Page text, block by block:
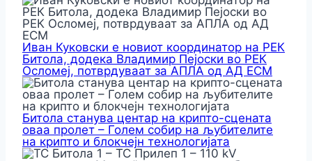
Иван Куковски е новиот координатор на РЕК
Битола, додека Владимир Пејоски во РЕК
Осломеј, потврдуваат за АПЛА од АД ЕСМ
Битола станува центар на крипто-сцената
оваа пролет – Голем собир на љубителите
на крипто и блокчејн технологијата